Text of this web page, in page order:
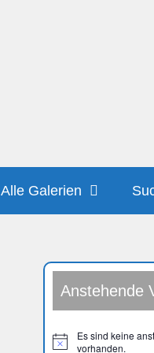
Alle Galerien
Anstehende
H
Es sind keine
vorhanden.